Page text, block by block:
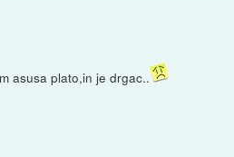
asusa plato,in je drgac..